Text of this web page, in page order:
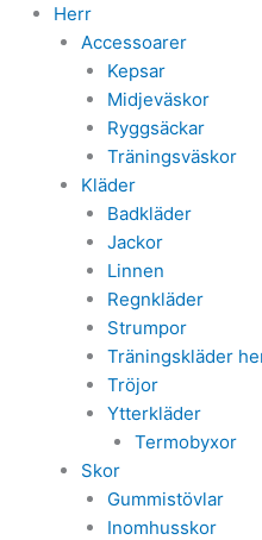
Herr
Accessoarer
Kepsar
Midjeväskor
Ryggsäckar
Träningsväskor
Kläder
Badkläder
Jackor
Linnen
Regnkläder
Strumpor
Träningskläder
Tröjor
Ytterkläder
Termobyxor
Skor
Gummistövlar
Inomhusskor